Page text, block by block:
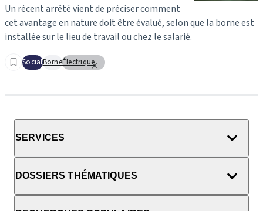
Un récent arrêté vient de préciser comment
cet avantage en nature doit être évalué, selon que la borne est
installée sur le lieu de travail ou chez le salarié.
SocialBorneÉlectrique
SERVICES
DOSSIERS THÉMATIQUES